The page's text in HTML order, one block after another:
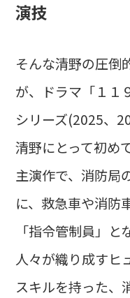
演技
そんな清野の圧倒
が、ドラマ「１１
シリーズ(2025、
清野にとって初め
主演作で、消防局
に、救急車や消防
「指令管制員」
人々が織り成すヒ
スキルを持った、